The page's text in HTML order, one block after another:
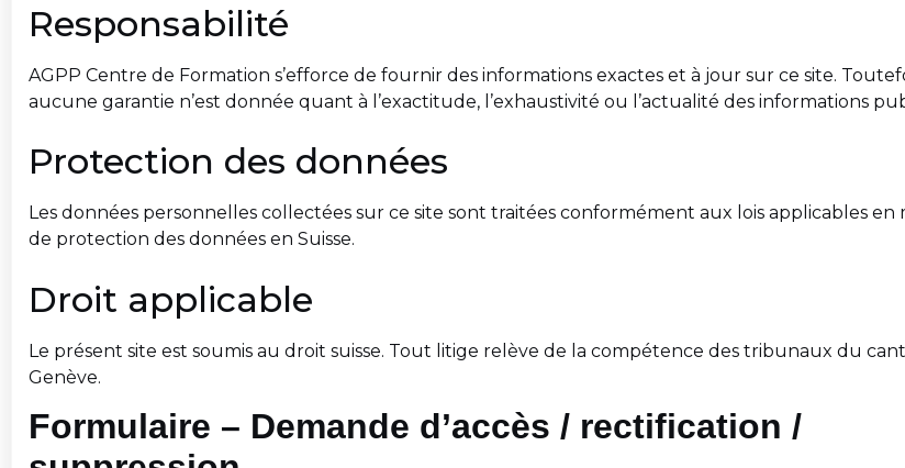
Responsabilité
AGPP Centre de Formation s’efforce de fournir des informations exactes et à jour sur ce site.
aucune garantie n’est donnée quant à l’exactitude, l’exhaustivité ou l’actualité des informations
Protection des données
Les données personnelles collectées sur ce site sont traitées conformément aux lois applicables en
de protection des données en Suisse.
Droit applicable
Le présent site est soumis au droit suisse. Tout litige relève de la compétence des tribunaux du
Genève.
Formulaire – Demande d’accès / rectification /